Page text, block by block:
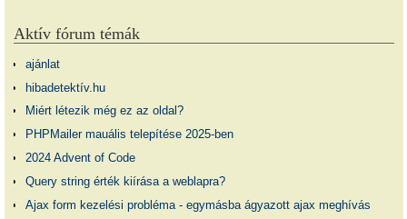
Aktív fórum témák
ajánlat
hibadetektív.hu
Miért létezik még ez az oldal?
PHPMailer mauális telepítése 2025-ben
2024 Advent of Code
Query string érték kiírása a weblapra?
Ajax form kezelési probléma - egymásba ágyazott ajax meghívás